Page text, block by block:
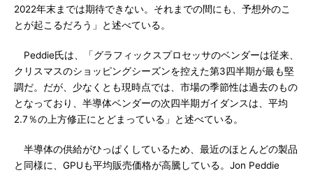
2022年末までは期待できない。それまでの間にも、予想外のこ
とが起こるだろう」と述べている。
Peddie氏は、「グラフィックスプロセッサのベンダーは従来、
クリスマスのショッピングシーズンを控えた第3四半期が最も堅
調だ。だが、少なくとも現時点では、市場の季節性は過去のもの
となっており、半導体ベンダーの次四半期ガイダンスは、平均
2.7％の上方修正にとどまっている」と述べている。
半導体の供給がひっぱくしているため、最近のほとんどの製品
と同様に、GPUも平均販売価格が高騰している。Jon Peddie